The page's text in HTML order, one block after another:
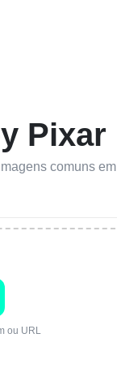
Pixar
comuns em
ou URL